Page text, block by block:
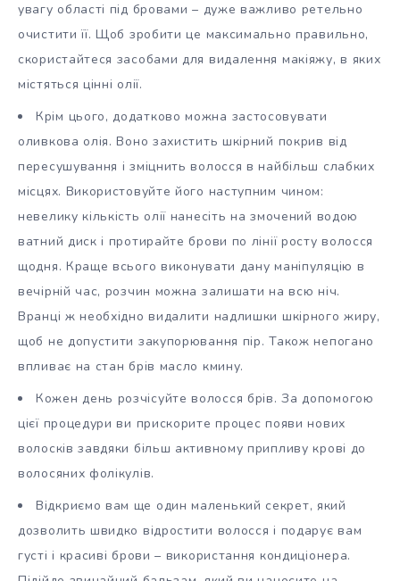
увагу області під бровами – дуже важливо ретельно
очистити її. Щоб зробити це максимально правильно,
скористайтеся засобами для видалення макіяжу, в яких
містяться цінні олії.
Крім цього, додатково можна застосовувати
оливкова олія. Воно захистить шкірний покрив від
пересушування і зміцнить волосся в найбільш слабких
місцях. Використовуйте його наступним чином:
невелику кількість олії нанесіть на змочений водою
ватний диск і протирайте брови по лінії росту волосся
щодня. Краще всього виконувати дану маніпуляцію в
вечірній час, розчин можна залишати на всю ніч.
Вранці ж необхідно видалити надлишки шкірного жиру,
щоб не допустити закупорювання пір. Також непогано
впливає на стан брів масло кмину.
Кожен день розчісуйте волосся брів. За допомогою
цієї процедури ви прискорите процес появи нових
волосків завдяки більш активному припливу крові до
волосяних фолікулів.
Відкриємо вам ще один маленький секрет, який
дозволить швидко відростити волосся і подарує вам
густі і красиві брови – використання кондиціонера.